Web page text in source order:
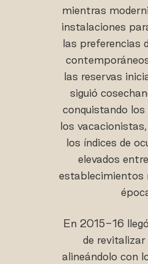
mientras
instalaciones
las preferencias
las reservas
siguió
conquistando los
los
los índices de
elevados
establecimientos
En 2015-16
de
alineándolo con